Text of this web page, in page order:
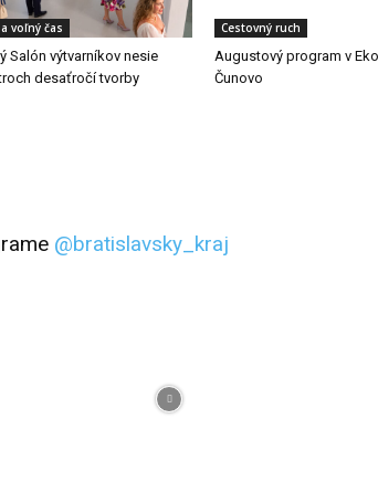
voľný čas
Salón výtvarníkov nesie
desaťročí tvorby
Cestovný ruch
Augustový program v
Čunovo
@bratislavsky_kraj